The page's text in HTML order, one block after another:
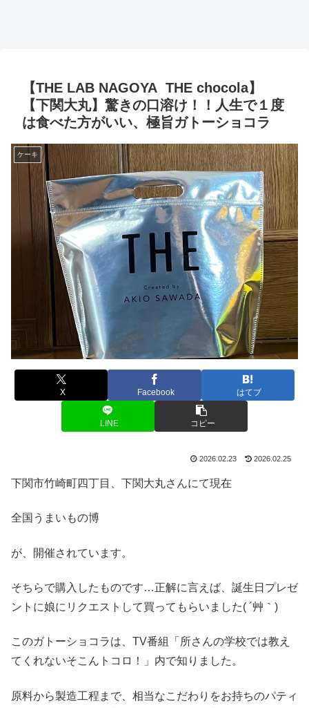
【THE LAB NAGOYA THE chocola】
【下関大丸】驚きの口溶け！！人生で１度
は食べた方がいい、極旨ガトーショコラ
ケーキ
X Facebook はてブ
LINE コピー
2026.02.23 2026.02.25
下関市竹崎町四丁目、下関大丸さんにて現在
全国うまいもの博
が、開催されています。
そちらで購入したものです…正解に言えば、誕生日プレゼ
ントに娘にリクエストして買ってもらいました( ´艸｀)
このガトーショコラは、TV番組「所さんの学校では教え
てくれないそこんトコロ！」内で知りました。
原料から製造工程まで、相当なこだわりをお持ちのパティ